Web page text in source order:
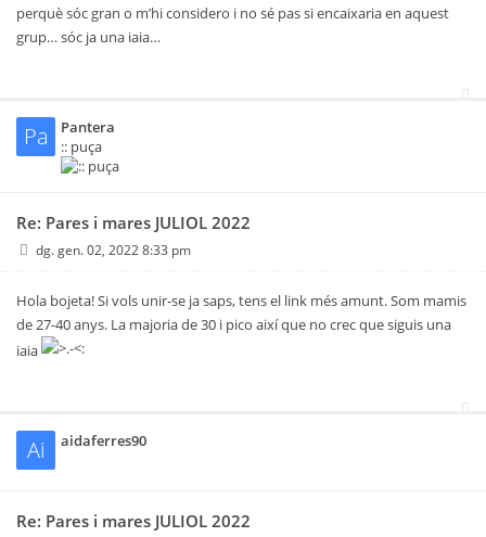
perquè sóc gran o m’hi considero i no sé pas si encaixaria en aquest
grup… sóc ja una iaia…
Pa
Pantera
:: puça
Re: Pares i mares JULIOL 2022
dg. gen. 02, 2022 8:33 pm
Hola bojeta! Si vols unir-se ja saps, tens el link més amunt. Som mamis
de 27-40 anys. La majoria de 30 i pico així que no crec que siguis una
iaia
Ai aidaferres90
Re: Pares i mares JULIOL 2022